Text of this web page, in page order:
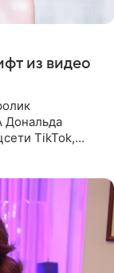
из видео
Дональда
TikTok,